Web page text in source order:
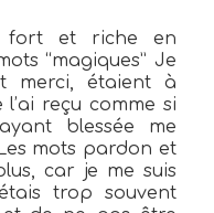
fort et riche en
“magiques” Je
merci, étaient à
l’ai reçu comme si
blessée me
mots pardon et
car je me suis
trop souvent